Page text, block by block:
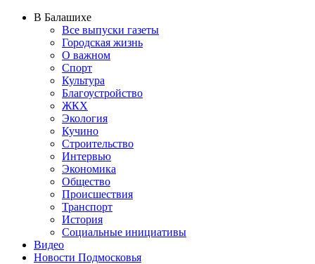
В Балашихе
Все выпуски газеты
Городская жизнь
О важном
Спорт
Культура
Благоустройство
ЖКХ
Экология
Кучино
Строительство
Интервью
Экономика
Общество
Происшествия
Транспорт
История
Социальные инициативы
Видео
Новости Подмосковья